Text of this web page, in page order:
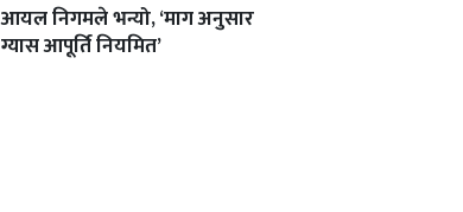
आयल निगमले भन्यो, ‘माग अनुसार
ग्यास आपूर्ति नियमित’